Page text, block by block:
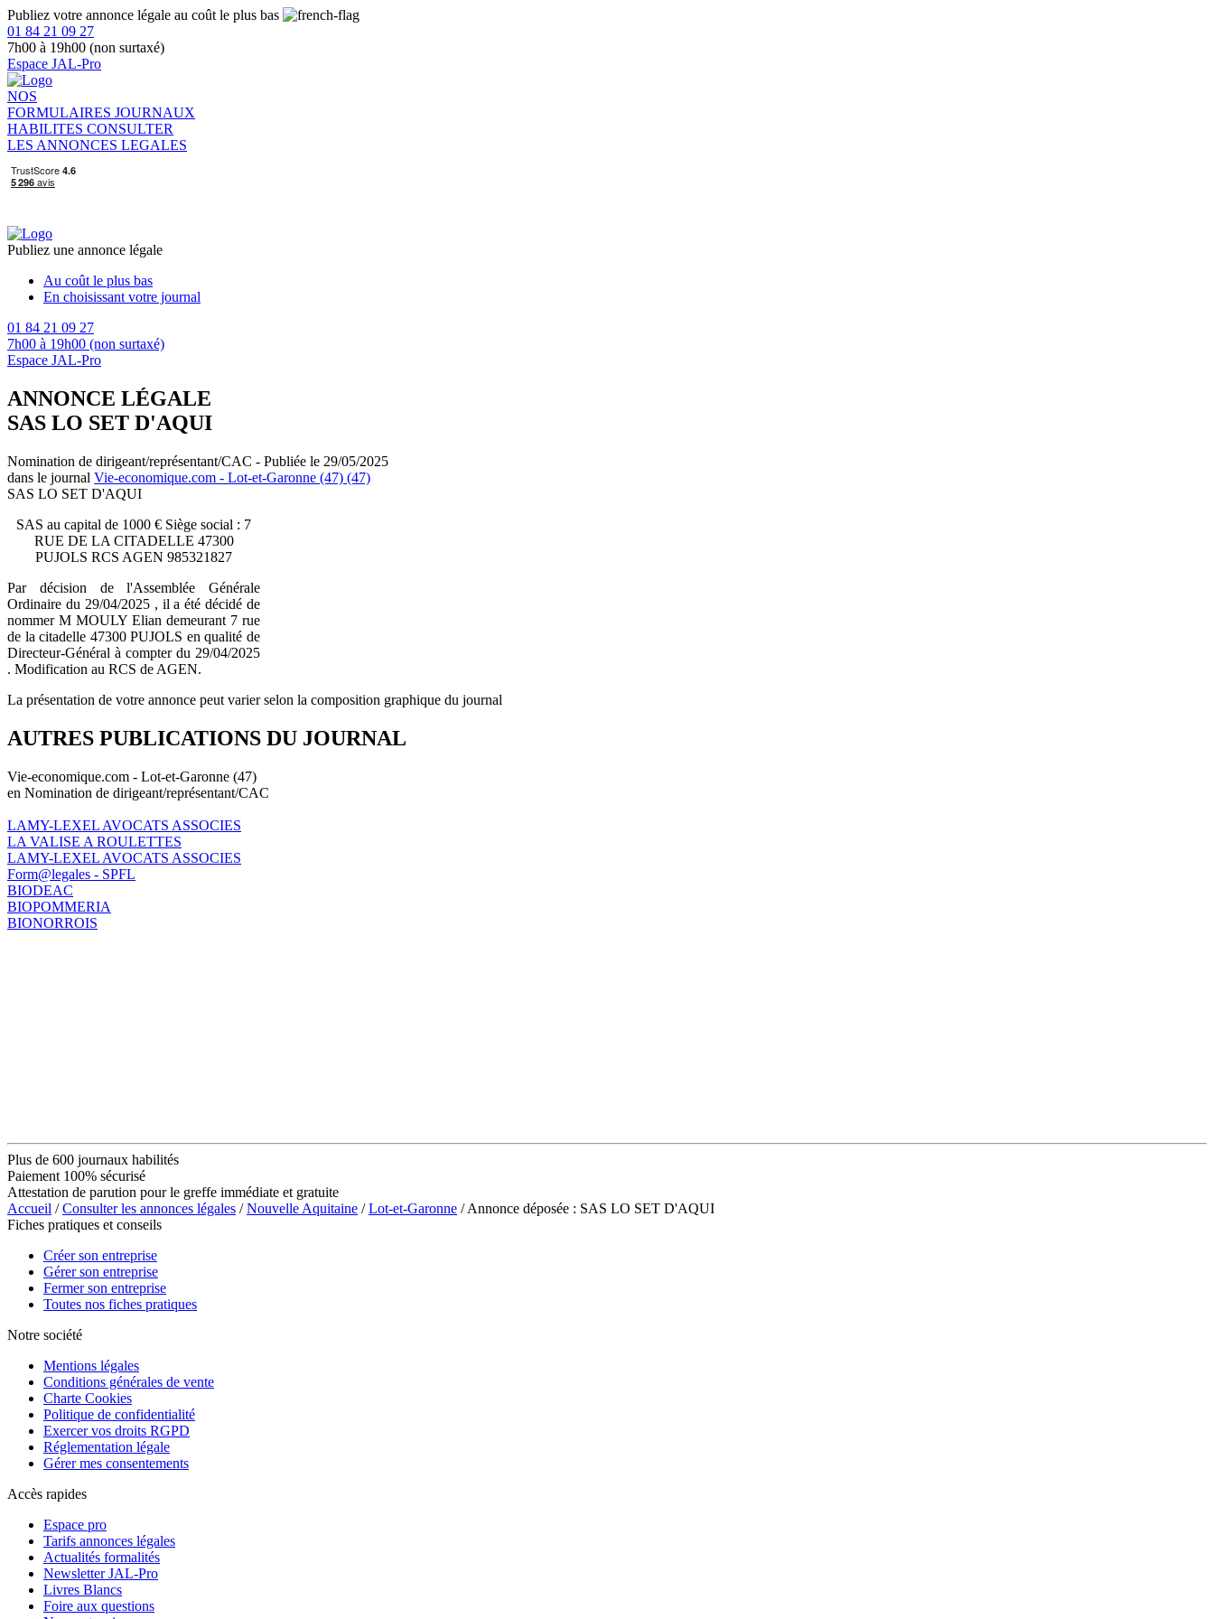
Publiez votre annonce légale au coût le plus bas
01 84 21 09 27
7h00 à 19h00 (non surtaxé)
Espace JAL-Pro
NOS
FORMULAIRES JOURNAUX
HABILITES CONSULTER
LES ANNONCES LEGALES
Publiez une annonce légale
Au coût le plus bas
En choisissant votre journal
01 84 21 09 27
7h00 à 19h00 (non surtaxé)
Espace JAL-Pro
ANNONCE LÉGALE
SAS LO SET D'AQUI
Nomination de dirigeant/représentant/CAC - Publiée le 29/05/2025
dans le journal Vie-economique.com - Lot-et-Garonne (47) (47)
SAS LO SET D'AQUI
SAS au capital de 1000 € Siège social : 7
RUE DE LA CITADELLE 47300
PUJOLS RCS AGEN 985321827
Par décision de l'Assemblée Générale
Ordinaire du 29/04/2025 , il a été décidé de
nommer M MOULY Elian demeurant 7 rue
de la citadelle 47300 PUJOLS en qualité de
Directeur-Général à compter du 29/04/2025
. Modification au RCS de AGEN.
La présentation de votre annonce peut varier selon la composition graphique du journal
AUTRES PUBLICATIONS DU JOURNAL
Vie-economique.com - Lot-et-Garonne (47)
en Nomination de dirigeant/représentant/CAC
LAMY-LEXEL AVOCATS ASSOCIES
LA VALISE A ROULETTES
LAMY-LEXEL AVOCATS ASSOCIES
Form@legales - SPFL
BIODEAC
BIOPOMMERIA
BIONORROIS
Plus de 600 journaux habilités
Paiement 100% sécurisé
Attestation de parution pour le greffe immédiate et gratuite
Accueil /Consulter les annonces légales /Nouvelle Aquitaine /Lot-et-Garonne / Annonce déposée : SAS LO SET D'AQUI
Fiches pratiques et conseils
Créer son entreprise
Gérer son entreprise
Fermer son entreprise
Toutes nos fiches pratiques
Notre société
Mentions légales
Conditions générales de vente
Charte Cookies
Politique de confidentialité
Exercer vos droits RGPD
Réglementation légale
Gérer mes consentements
Accès rapides
Espace pro
Tarifs annonces légales
Actualités formalités
Newsletter JAL-Pro
Livres Blancs
Foire aux questions